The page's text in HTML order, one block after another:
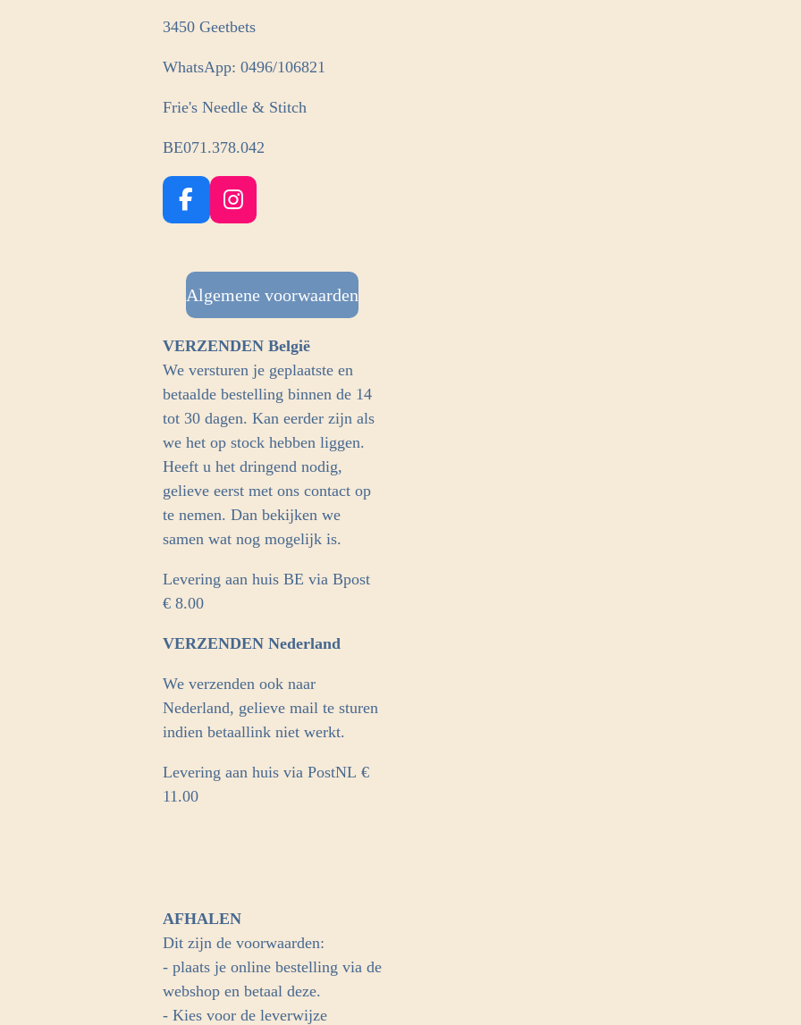
3450 Geetbets
WhatsApp: 0496/106821
Frie's Needle & Stitch
BE071.378.042
F
e
b
o
o
I
t
a
g
r
m
Algemene voorwaarden
VERZENDEN België
We versturen je geplaatste en
betaalde bestelling binnen de 14
tot 30 dagen. Kan eerder zijn als
we het op stock hebben liggen.
Heeft u het dringend nodig,
gelieve eerst met ons contact op
te nemen. Dan bekijken we
samen wat nog mogelijk is.
Levering aan huis BE via Bpost
€ 8.00
VERZENDEN Nederland
We verzenden ook naar
Nederland, gelieve mail te sturen
indien betaallink niet werkt.
Levering aan huis via PostNL €
11.00
AFHALEN
Dit zijn de voorwaarden:
- plaats je online bestelling via de
webshop en betaal deze.
- Kies voor de leverwijze